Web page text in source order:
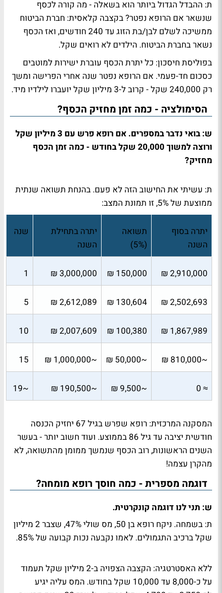
ת: ההבדל הגדול ביותר הוא בשאלה - מה קורה לכסף
שנשאר אם הרופא נפטר? בקצבה קלאסית: חברת הביטוח
ממשיכה לשלם לבן/בת הזוג עד 240 חודשים, ואז הכסף
נשאר בחברת הביטוח. הילדים לא רואים שקל.
בפוליסת חיסכון: כל יתרת הכסף עוברת ישירות למוטבים
כסכום חד-פעמי. אם הרופא נפטר שנה אחרי הפרישה ומשך
רק 240,000 שקל - קרוב ל-3 מיליון שקל יועברו לילדיו מיד.
הסימולציה - כמה זמן מחזיק הכסף?
ש: בואי נדבר במספרים. אם רופא פרש עם 3 מיליון שקל
ורוצה למשוך 20,000 שקל בחודש - כמה זמן הכסף
מחזיק?
ת: עשיתי את החישוב הזה לא פעם. בהנחת תשואה שנתית
ממוצעת של 5%, זו תמונת המצב:
שנה
יתרה בתחילת
השנה
תשואה
(5%)
יתרה בסוף
השנה
1 3,000,000 ₪ 150,000 ₪ 2,910,000 ₪
5 2,612,089 ₪ 130,604 ₪ 2,502,693 ₪
10 2,007,609 ₪ 100,380 ₪ 1,867,989 ₪
15 ~1,000,000 ₪ ~50,000 ₪ ~810,000 ₪
~19 ~190,500 ₪ ~9,500 ₪ ≈ 0
המסקנה המרכזית: רופא שפרש בגיל 67 יחזיק הכנסה
חודשית יציבה עד גיל 86 בממוצע. ועוד חשוב יותר - בעשר
השנים הראשונות, רוב הכסף שנמשך ממומן מהתשואה, לא
מהקרן עצמה!
דוגמה מספרית - כמה חוסך רופא מומחה?
ש: תני לנו דוגמה קונקרטית.
ת: בשמחה. ניקח רופא בן 50, מס שולי 47%, שצבר 2 מיליון
שקל ברכיב התגמולים. לאמו נקבעה נכות קבועה של 85%.
ללא האסטרטגיה: הקצבה הצפויה ב-2 מיליון שקל תעמוד
על כ-8,000 עד 10,000 שקל בחודש. המס עליה יגיע